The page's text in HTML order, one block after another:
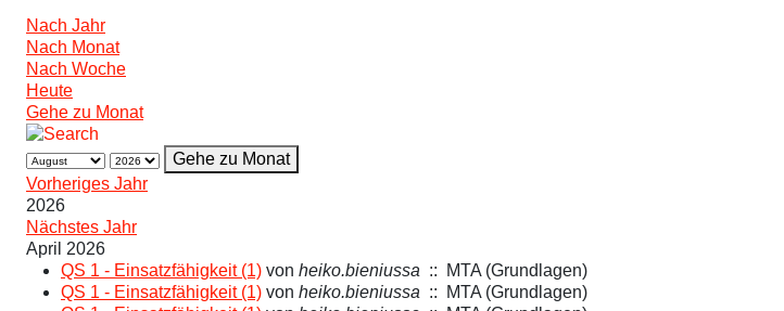
Nach Jahr
Nach Monat
Nach Woche
Heute
Gehe zu Monat
Gehe zu Monat
Vorheriges Jahr
2026
Nächstes Jahr
April 2026
QS 1 - Einsatzfähigkeit (1) von heiko.bieniussa :: MTA (Grundlagen)
QS 1 - Einsatzfähigkeit (1) von heiko.bieniussa :: MTA (Grundlagen)